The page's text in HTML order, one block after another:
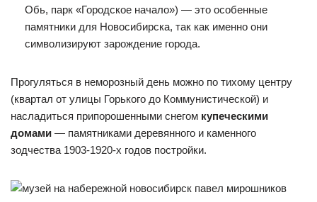
Обь, парк «Городское начало») — это особенные
памятники для Новосибирска, так как именно они
символизируют зарождение города.
Прогуляться в неморозный день можно по тихому центру
(квартал от улицы Горького до Коммунистической) и
насладиться припорошенными снегом купеческими
домами — памятниками деревянного и каменного
зодчества 1903-1920-х годов постройки.